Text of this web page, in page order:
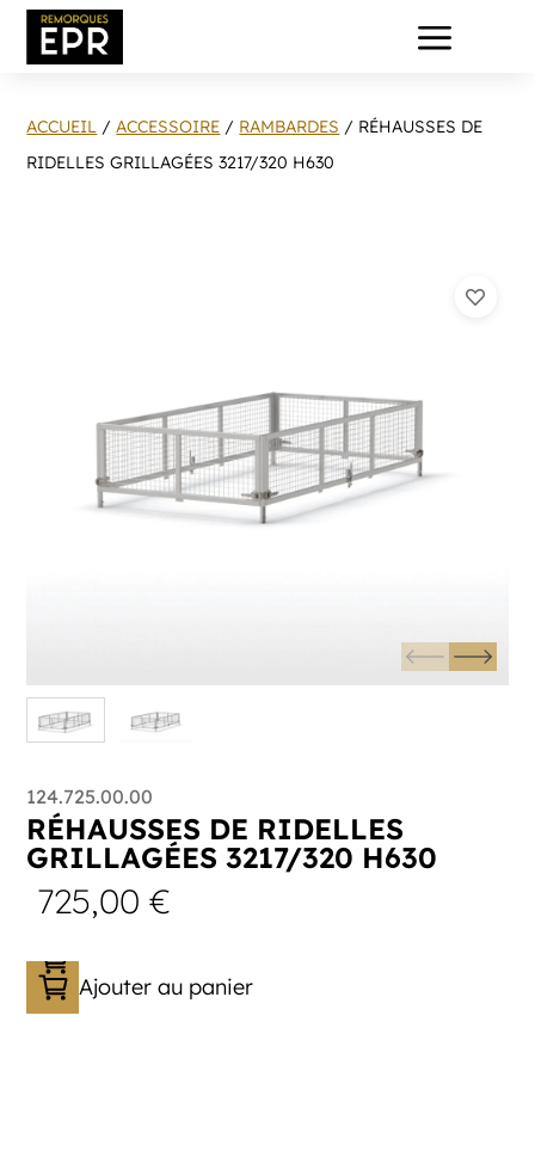
a
ACCUEIL /ACCESSOIRE / RAMBARDES / RÉHAUSSES DE
RIDELLES GRILLAGÉES 3217/320 H630
124.725.00.00
RÉHAUSSES DE RIDELLES
GRILLAGÉES 3217/320 H630
725,00€
Ajouter au panier